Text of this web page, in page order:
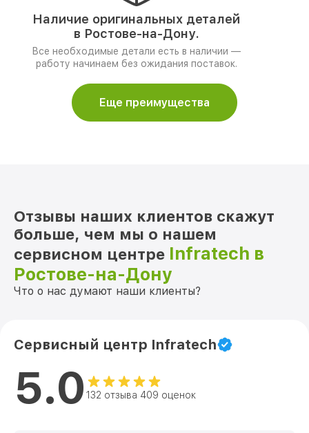
Наличие оригинальных деталей
в Ростове-на-Дону.
Все необходимые детали есть в наличии —
работу начинаем без ожидания поставок.
Еще преимущества
Отзывы наших клиентов скажут
больше, чем мы о нашем
сервисном центре Infratech в
Ростове-на-Дону
Что о нас думают наши клиенты?
Сервисный центр Infratech
5.0 132 отзыва 409 оценок